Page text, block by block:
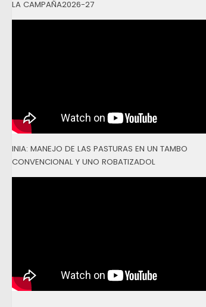
LA CAMPAÑA2026-27
INIA: MANEJO DE LAS PASTURAS EN UN TAMBO
CONVENCIONAL Y UNO ROBATIZADOL